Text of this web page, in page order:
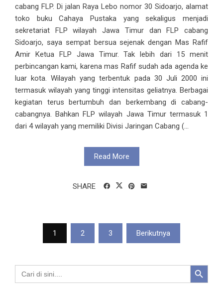
cabang FLP. Di jalan Raya Lebo nomor 30 Sidoarjo, alamat
toko buku Cahaya Pustaka yang sekaligus menjadi
sekretariat FLP wilayah Jawa Timur dan FLP cabang
Sidoarjo, saya sempat bersua sejenak dengan Mas Rafif
Amir Ketua FLP Jawa Timur. Tak lebih dari 15 menit
perbincangan kami, karena mas Rafif sudah ada agenda ke
luar kota. Wilayah yang terbentuk pada 30 Juli 2000 ini
termasuk wilayah yang tinggi intensitas geliatnya. Berbagai
kegiatan terus bertumbuh dan berkembang di cabang-
cabangnya. Bahkan FLP wilayah Jawa Timur termasuk 1
dari 4 wilayah yang memiliki Divisi Jaringan Cabang (...
Read More
SHARE
Paginasi
1 2 3 Berikutnya
Search
for:
Search Button